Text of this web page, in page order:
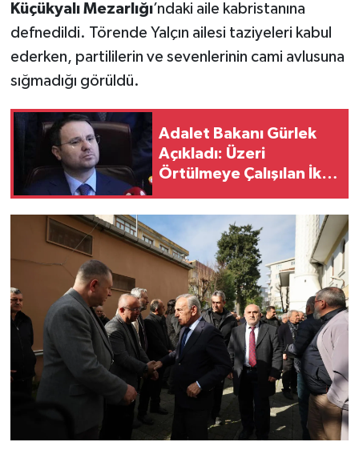
Küçükyalı Mezarlığı’ndaki aile kabristanına
defnedildi. Törende Yalçın ailesi taziyeleri kabul
ederken, partililerin ve sevenlerinin cami avlusuna
sığmadığı görüldü.
Adalet Bakanı Gürlek
Açıkladı: Üzeri
Örtülmeye Çalışılan İki